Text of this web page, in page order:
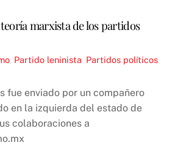
marxista de los partidos
Partido leninista Partidos políticos
fue enviado por un compañero
en la izquierda del estado de
colaboraciones a